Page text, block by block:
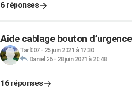
6 réponses
Aide cablage bouton d’urgence
Tarl007- 25 juin 2021 à 17:30
Daniel 26- 28 juin 2021 à 20:48
16 réponses